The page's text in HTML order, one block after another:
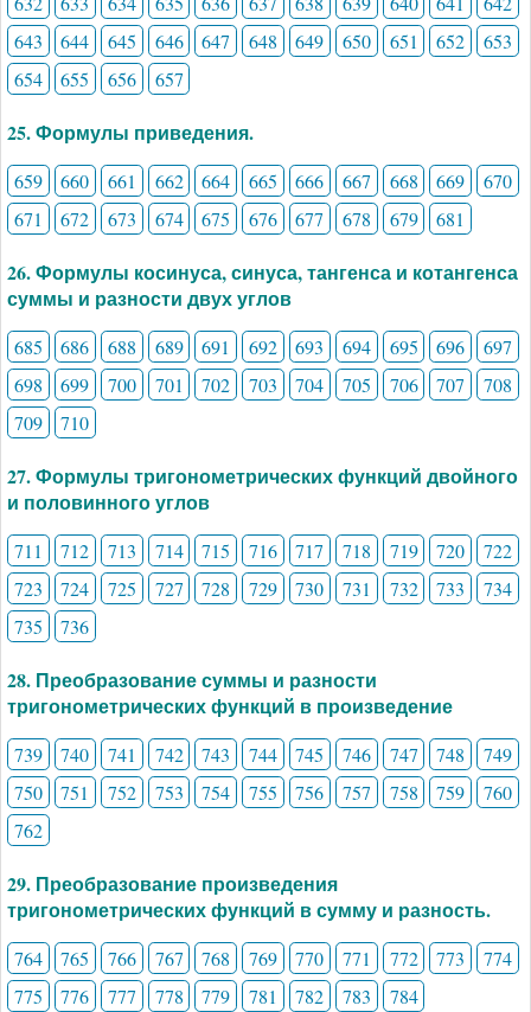
643
644 645 646 647 648 649 650 651 652
653
654
655 656 657
25. Формулы приведения.
659 660 661 662 664 665 666 667 668 669
670
671
672 673 674 675 676 677 678 679 681
26. Формулы косинуса, синуса, тангенса и котангенса
суммы и разности двух углов
685 686 688 689 691 692 693 694 695 696
697
698
699 700 701 702 703 704 705 706 707
708
709
710
27. Формулы тригонометрических функций двойного
и половинного углов
711 712 713 714 715 716 717 718 719 720
722
723
724 725 727 728 729 730 731 732 733
734
735
736
28. Преобразование суммы и разности
тригонометрических функций в произведение
739 740 741 742 743 744 745 746 747 748
749
750
751 752 753 754 755 756 757 758 759
760
762
29. Преобразование произведения
тригонометрических функций в сумму и разность.
764 765 766 767 768 769 770 771 772 773
774
775
776 777 778 779 781 782 783 784